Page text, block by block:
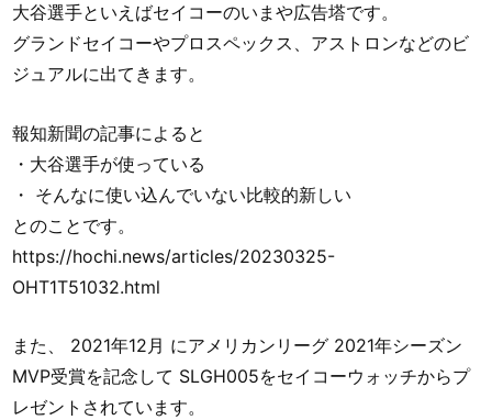
大谷選手といえばセイコーのいまや広告塔です。
グランドセイコーやプロスペックス、アストロンなどのビ
ジュアルに出てきます。
報知新聞の記事によると
・大谷選手が使っている
・ そんなに使い込んでいない比較的新しい
とのことです。
https://hochi.news/articles/20230325-
OHT1T51032.html
また、 2021年12月 にアメリカンリーグ 2021年シーズン
MVP受賞を記念して SLGH005をセイコーウォッチからプ
レゼントされています。